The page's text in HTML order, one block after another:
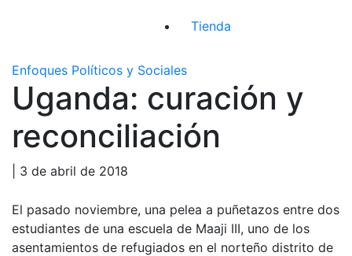
Tienda
Enfoques Políticos y Sociales
Uganda: curación y
reconciliación
| 3 de abril de 2018
El pasado noviembre, una pelea a puñetazos entre dos
estudiantes de una escuela de Maaji III, uno de los
asentamientos de refugiados en el norteño distrito de